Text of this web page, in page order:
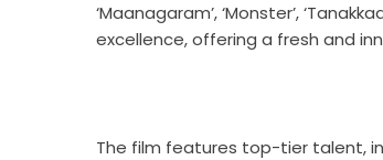
‘Maanagaram’, ‘Monster’,
excellence, offering a fresh and
The film features top-tier talent,